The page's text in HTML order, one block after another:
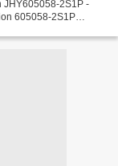
JHY605058-2S1P -
605058-2S1P